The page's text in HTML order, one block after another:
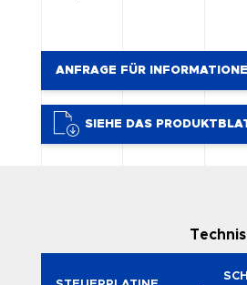
ANFRAGE FÜR
SIEHE DAS